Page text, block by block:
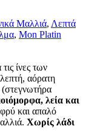
Μαλλιά, Λεπτά
, Mon Platin
ίνες των
αόρατη
(στεγνωτήρα
λεία και
και απαλό
Χωρίς λάδι